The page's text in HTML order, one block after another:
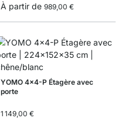
À partir de 989,00 €
YOMO 4x4-P Étagère avec
porte
1 149,00 €